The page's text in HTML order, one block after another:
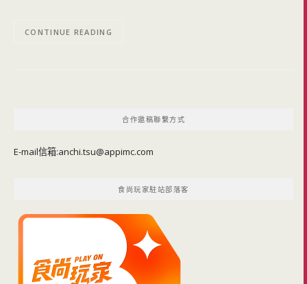
CONTINUE READING
合作邀稿聯繫方式
E-mail信箱:anchi.tsu@appimc.com
食尚玩家駐站部落客